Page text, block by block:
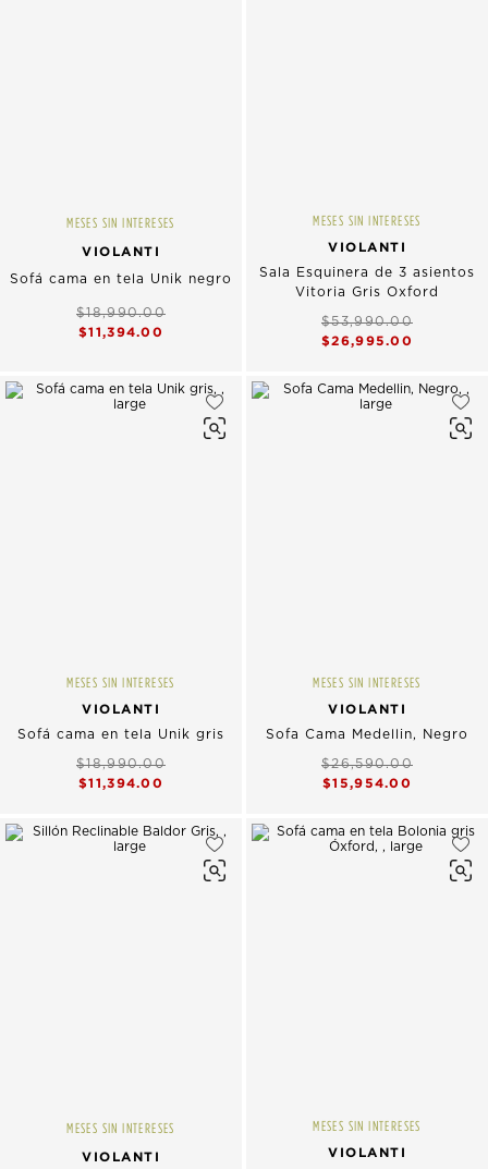
MESES SIN INTERESES
VIOLANTI
Sofá cama en tela Unik negro
$18,990.00
$11,394.00
MESES SIN INTERESES
VIOLANTI
Sala Esquinera de 3 asientos
Vitoria Gris Oxford
$53,990.00
$26,995.00
MESES SIN INTERESES
VIOLANTI
Sofá cama en tela Unik gris
$18,990.00
$11,394.00
MESES SIN INTERESES
VIOLANTI
Sofa Cama Medellin, Negro
$26,590.00
$15,954.00
MESES SIN INTERESES
VIOLANTI
MESES SIN INTERESES
VIOLANTI